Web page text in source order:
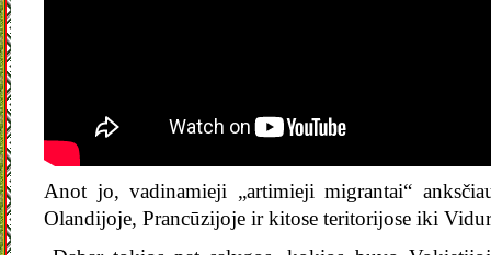
Anot jo, vadinamieji „artimieji migrantai“
Olandijoje, Prancūzijoje ir kitose teritorijose iki